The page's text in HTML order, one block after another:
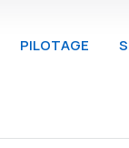
PILOTAGE